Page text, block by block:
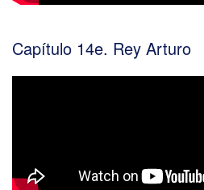
Capítulo 14e. Rey Arturo